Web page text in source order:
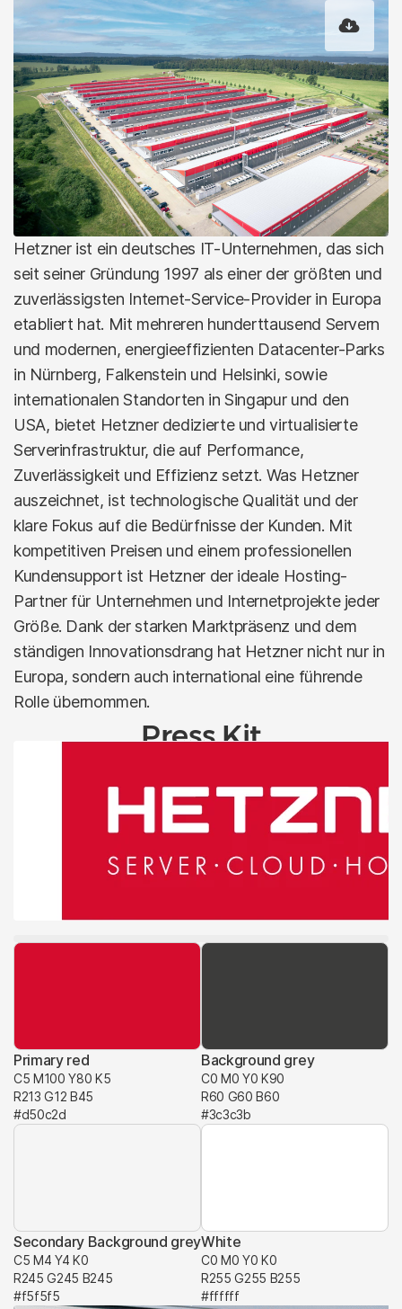
Unternehmen
Details zur Standardisierung und
Preisanpassung unserer Server-Produkte
ab 15. Juni 2026
27. Mai 2026
Unternehmen
Statement zur erneuten Anpassung der
Setup-Gebühren (29. April 2026)
Hetzner präsentiert neuen Dedicated
Server mit Intel® Xeon® 6731P CPU und
Unternehmen
16. März 2026
Hetzner ist ein deutsches IT-Unternehmen, das sich
seit seiner Gründung 1997 als einer der größten und
zuverlässigsten Internet-Service-Provider in Europa
etabliert hat. Mit mehreren hunderttausend Servern
und modernen, energieeffizienten Datacenter-Parks
in Nürnberg, Falkenstein und Helsinki, sowie
internationalen Standorten in Singapur und den
USA, bietet Hetzner dedizierte und virtualisierte
Serverinfrastruktur, die auf Performance,
Zuverlässigkeit und Effizienz setzt. Was Hetzner
auszeichnet, ist technologische Qualität und der
klare Fokus auf die Bedürfnisse der Kunden. Mit
kompetitiven Preisen und einem professionellen
Kundensupport ist Hetzner der ideale Hosting-
Partner für Unternehmen und Internetprojekte jeder
Größe. Dank der starken Marktpräsenz und dem
ständigen Innovationsdrang hat Hetzner nicht nur in
Europa, sondern auch international eine führende
Rolle übernommen.
Press Kit
Primary red
C5 M100 Y80 K5
R213 G12 B45
#d50c2d
Background grey
C0 M0 Y0 K90
R60 G60 B60
#3c3c3b
Secondary Background grey
C5 M4 Y4 K0
R245 G245 B245
#f5f5f5
White
C0 M0 Y0 K0
R255 G255 B255
#ffffff